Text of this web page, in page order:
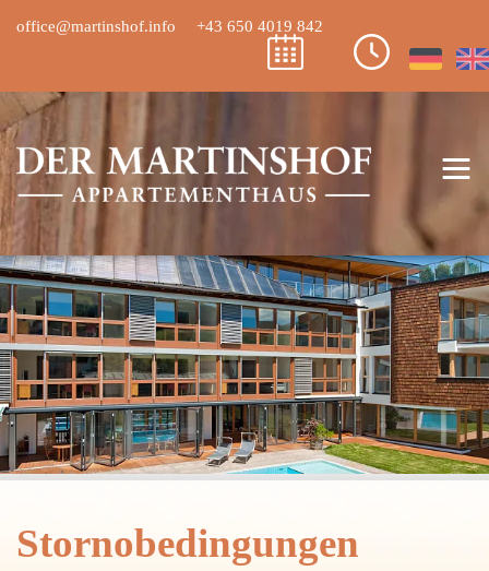
office@martinshof.info +43 650 4019 842
≡
Stornobedingungen